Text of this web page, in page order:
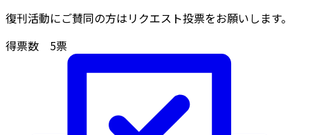
復刊活動にご賛同の方はリクエスト投票をお願いします。
得票数 5票